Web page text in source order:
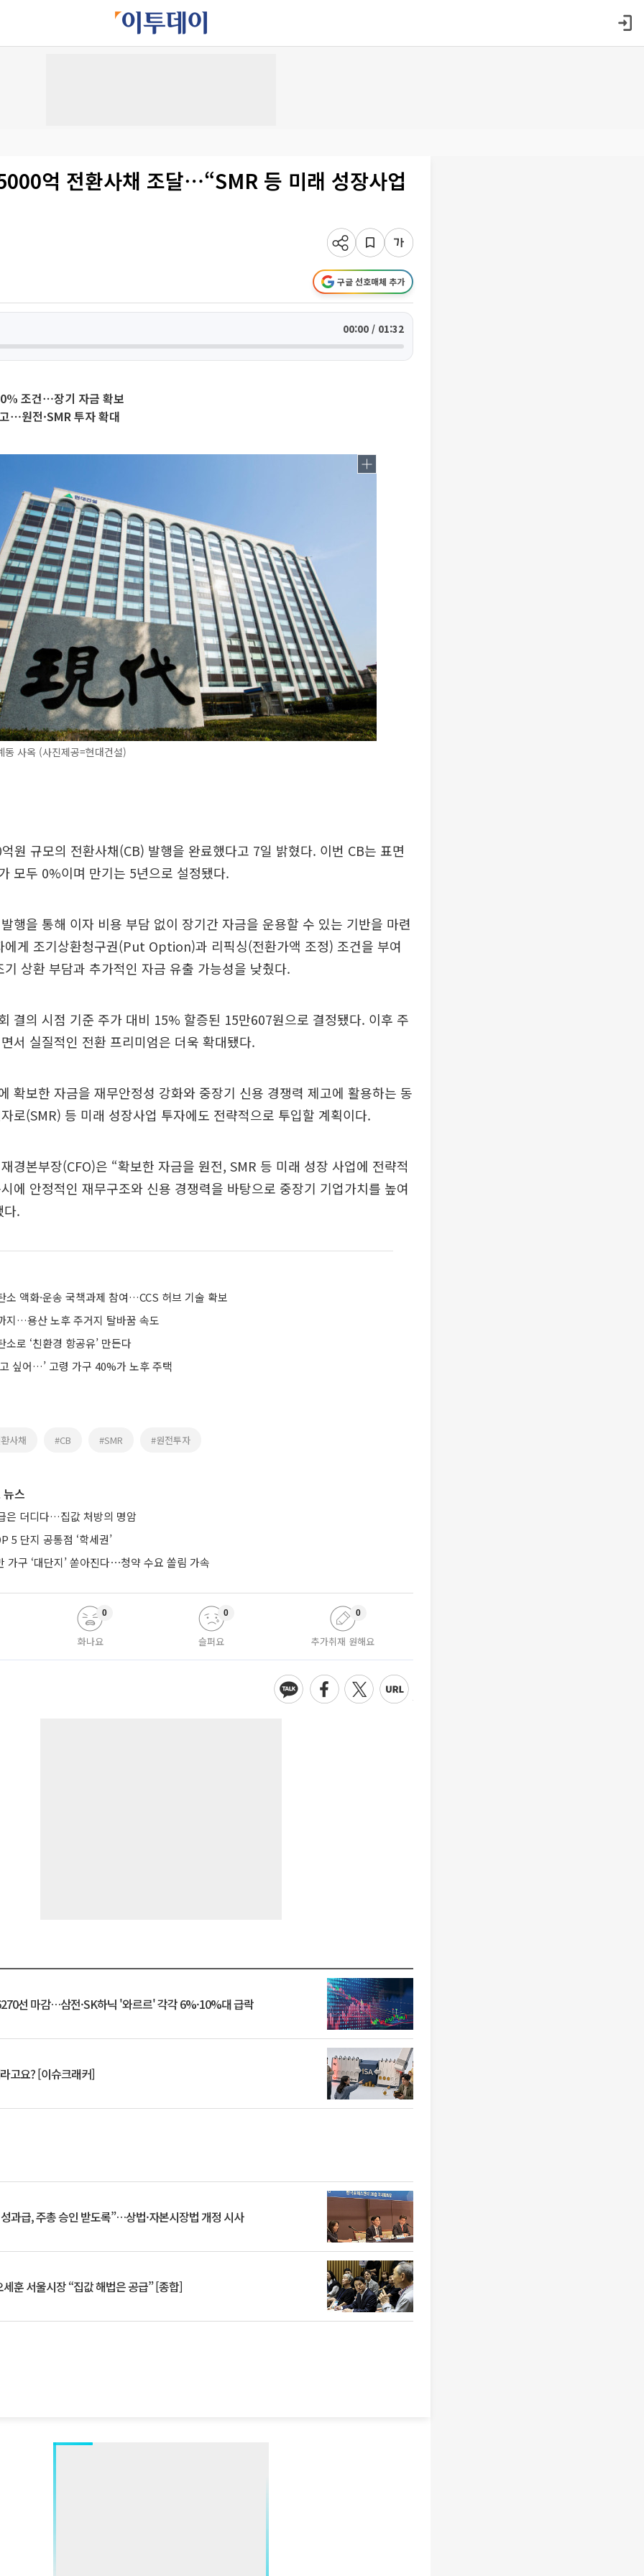
억 전환사채 조달⋯“SMR 등 미래 성장사업
구글 선호매체 추가
00:00 / 01:32
조건⋯장기 자금 확보
⋯원전·SMR 투자 확대
사옥 (사진제공=현대건설)
원 규모의 전환사채(CB) 발행을 완료했다고 7일 밝혔다. 이번 CB는 표면
모두 0%이며 만기는 5년으로 설정됐다.
행을 통해 이자 비용 부담 없이 장기간 자금을 운용할 수 있는 기반을 마련
에게 조기상환청구권(Put Option)과 리픽싱(전환가액 조정) 조건을 부여
상환 부담과 추가적인 자금 유출 가능성을 낮췄다.
결의 시점 기준 주가 대비 15% 할증된 15만607원으로 결정됐다. 이후 주
서 실질적인 전환 프리미엄은 더욱 확대됐다.
확보한 자금을 재무안정성 강화와 중장기 신용 경쟁력 제고에 활용하는 동
로(SMR) 등 미래 성장사업 투자에도 전략적으로 투입할 계획이다.
경본부장(CFO)은 “확보한 자금을 원전, SMR 등 미래 성장 사업에 전략적
에 안정적인 재무구조와 신용 경쟁력을 바탕으로 중장기 기업가치를 높여
다.
소 액화·운송 국책과제 참여…CCS 허브 기술 확보
지…용산 노후 주거지 탈바꿈 속도
로 ‘친환경 항공유’ 만든다
싶어…’ 고령 가구 40%가 노후 주택
사채 #CB #SMR #원전투자
스
은 더디다…집값 처방의 명암
5 단지 공통점 ‘학세권’
가구 ‘대단지’ 쏟아진다⋯청약 수요 쏠림 가속
화나요
0
슬퍼요
0
추가취재 원해요
0
선 마감…삼전·SK하닉 '와르르' 각각 6%·10%대 급락
고요? [이슈크래커]
과급, 주총 승인 받도록”…상법·자본시장법 개정 시사
훈 서울시장 “집값 해법은 공급” [종합]